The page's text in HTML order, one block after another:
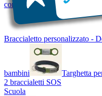
con Nome - Luminoso
Braccialetto personalizzato -
bambini Targhetta
2 braccialetti SOS
Scuola